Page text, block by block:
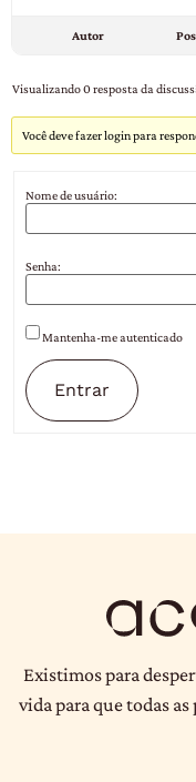
Autor
Visualizando 0 resposta da
Você deve fazer login para
Nome de usuário:
Senha:
Mantenha-me autenticado
Entrar
Existimos para
vida para que todas